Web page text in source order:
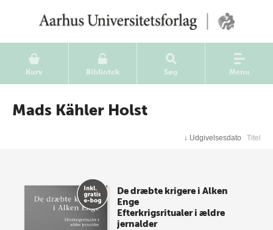
Kurv Bibliotek Søg Menu
Mads Kähler Holst
↓ Udgivelsesdato Titel
De dræbte krigere i Alken
Enge
Efterkrigsritualer i ældre
jernalder